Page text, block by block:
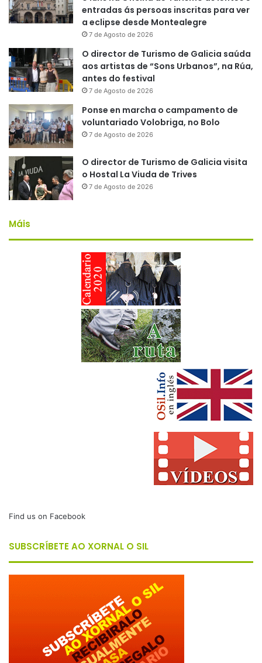
entradas ás persoas inscritas para ver
a eclipse desde Montealegre
7 de Agosto de 2026
O director de Turismo de Galicia saúda
aos artistas de “Sons Urbanos”, na Rúa,
antes do festival
7 de Agosto de 2026
Ponse en marcha o campamento de
voluntariado Volobriga, no Bolo
7 de Agosto de 2026
O director de Turismo de Galicia visita
o Hostal La Viuda de Trives
7 de Agosto de 2026
Máis
Find us on Facebook
SUBSCRÍBETE AO XORNAL O SIL